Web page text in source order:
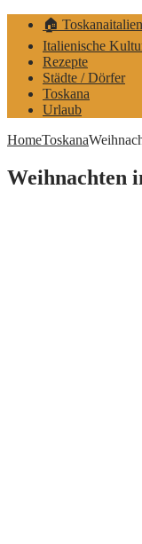
🏠
Italienische
Rezepte
Städte / Dörfer
Toskana
Urlaub
HomeToskana
Weihnachten